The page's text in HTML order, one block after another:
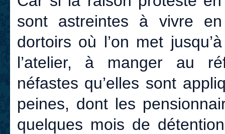
sont astreintes à vivre
dortoirs où l’on met
l’atelier, à manger au
néfastes qu’elles sont
peines, dont les
quelques mois de